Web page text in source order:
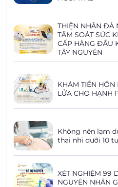
THIỆN NHÂN ĐÀ
TẦM SOÁT SỨC
CẤP HÀNG ĐẦU
TÂY NGUYÊN
KHÁM TIỀN HÔN
LỬA CHO HẠNH
Không nên lạm
thai nhi dưới 10
XÉT NGHIỆM 99
NGUYÊN NHÂN